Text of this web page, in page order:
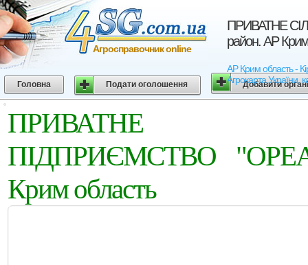
ПРИВАТНЕ
район. АР
АР Крим область
Агрокарта України,
Агросправочник online
Головна Подати оголошення Добавити
ПРИВАТНЕ
ПІДПРИЄМСТВО
Крим область